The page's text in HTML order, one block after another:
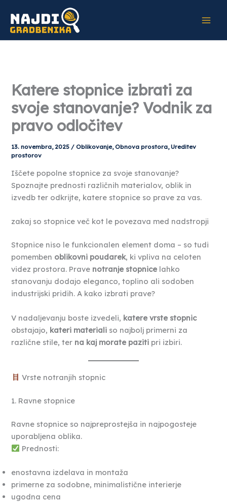
content
Katere stopnice izbrati za
svoje stanovanje? Vodnik za
pravo odločitev
13. novembra, 2025 /Oblikovanje,Obnova prostora,Ureditev
prostorov
Iščete popolne stopnice za svoje stanovanje?
Spoznajte prednosti različnih materialov, oblik in
izvedb ter odkrijte, katere stopnice so prave za vas.
zakaj so stopnice več kot le povezava med nadstropji
Stopnice niso le funkcionalen element doma – so tudi
pomemben oblikovni poudarek, ki vpliva na celoten
videz prostora. Prave notranje stopnice lahko
stanovanju dodajo eleganco, toplino ali sodoben
industrijski pridih. A kako izbrati prave?
V nadaljevanju boste izvedeli, katere vrste stopnic
obstajajo, kateri materiali so najbolj primerni za
različne stile, ter na kaj morate paziti pri izbiri.
Vrste notranjih stopnic
1. Ravne stopnice
Ravne stopnice so najpreprostejša in najpogosteje
uporabljena oblika.
Prednosti:
enostavna izdelava in montaža
primerne za sodobne, minimalistične interierje
ugodna cena